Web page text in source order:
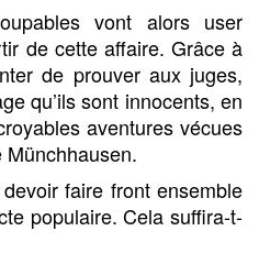
vont alors user
de cette affaire. Grâce à
de prouver aux juges,
qu’ils sont innocents, en
aventures vécues
faire front ensemble
populaire. Cela suffira-t-